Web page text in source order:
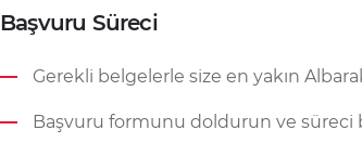
Başvuru Süreci
Gerekli belgelerle size en yakın
Başvuru formunu doldurun ve süreci